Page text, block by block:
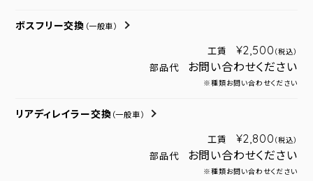
ボスフリー交換 （一般車）
工賃 ¥2,500 （税込）
部品代 お問い合わせください
※種類お問い合わせください
リアディレイラー交換 （一般車）
工賃 ¥2,800 （税込）
部品代 お問い合わせください
※種類お問い合わせください